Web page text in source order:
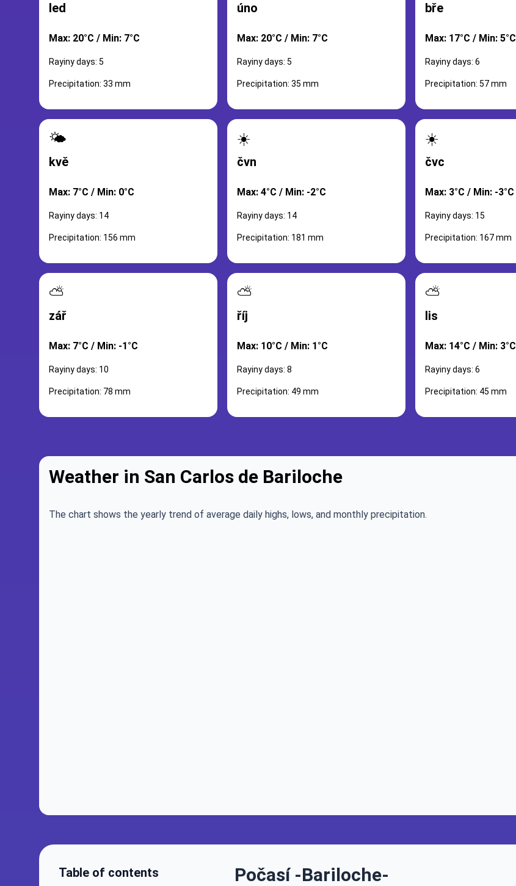
led
Max: 20°C / Min: 7°C
Rayiny days: 5
Precipitation: 33 mm
úno
Max: 20°C / Min: 7°C
Rayiny days: 5
Precipitation: 35 mm
bře
Max: 17°C / Min: 5°C
Rayiny days: 6
Precipitation: 57 mm
🌤️
kvě
Max: 7°C / Min: 0°C
Rayiny days: 14
Precipitation: 156 mm
☀️
čvn
Max: 4°C / Min: -2°C
Rayiny days: 14
Precipitation: 181 mm
☀️
čvc
Max: 3°C / Min: -3°C
Rayiny days: 15
Precipitation: 167 mm
⛅
zář
Max: 7°C / Min: -1°C
Rayiny days: 10
Precipitation: 78 mm
⛅
říj
Max: 10°C / Min: 1°C
Rayiny days: 8
Precipitation: 49 mm
⛅
lis
Max: 14°C / Min: 3°C
Rayiny days: 6
Precipitation: 45 mm
Weather in San Carlos de Bariloche
The chart shows the yearly trend of average daily highs, lows, and monthly precipitation.
Table of contents Počasí -Bariloche-